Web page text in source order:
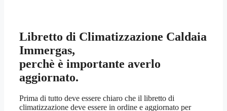
Libretto di Climatizzazione Caldaia
Immergas,
perchè è importante averlo
aggiornato.
Prima di tutto deve essere chiaro che il libretto di
climatizzazione deve essere in ordine e aggiornato per